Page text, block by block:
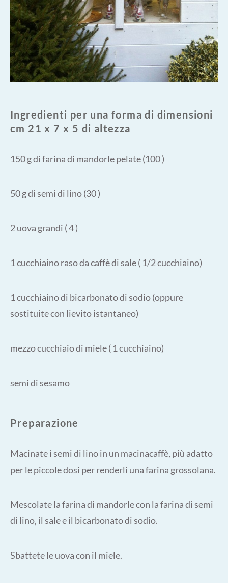
Ingredienti per una forma di dimensioni
cm 21 x 7 x 5 di altezza
150 g di farina di mandorle pelate (100 )
50 g di semi di lino (30 )
2 uova grandi ( 4 )
1 cucchiaino raso da caffè di sale ( 1/2 cucchiaino)
1 cucchiaino di bicarbonato di sodio (oppure
sostituite con lievito istantaneo)
mezzo cucchiaio di miele ( 1 cucchiaino)
semi di sesamo
Preparazione
Macinate i semi di lino in un macinacaffè, più adatto
per le piccole dosi per renderli una farina grossolana.
Mescolate la farina di mandorle con la farina di semi
di lino, il sale e il bicarbonato di sodio.
Sbattete le uova con il miele.